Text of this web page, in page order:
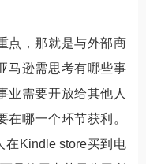
点，那就是与外部商
马逊需思考有哪些事
业需要开放给其他人
哪一个环节获利。
在Kindle store买到电